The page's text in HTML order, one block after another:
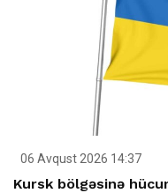
06 Avqust 2026 14:37
Kursk bölgəsinə